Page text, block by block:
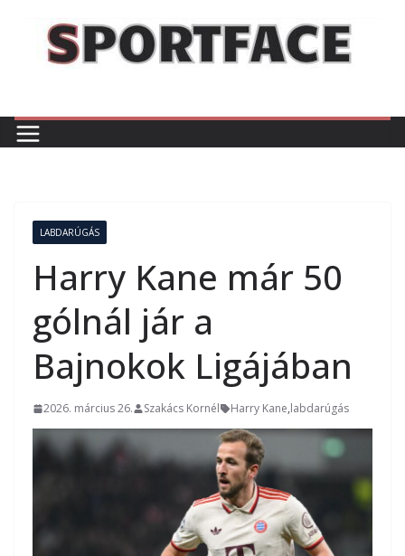
content
LABDARÚGÁS
Harry Kane már 50
gólnál jár a
Bajnokok Ligájában
2026. március 26. Szakács Kornél Harry Kane,labdarúgás